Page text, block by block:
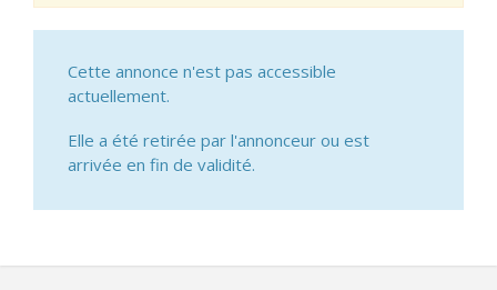
Cette annonce n'est pas accessible
actuellement.
Elle a été retirée par l'annonceur ou est
arrivée en fin de validité.